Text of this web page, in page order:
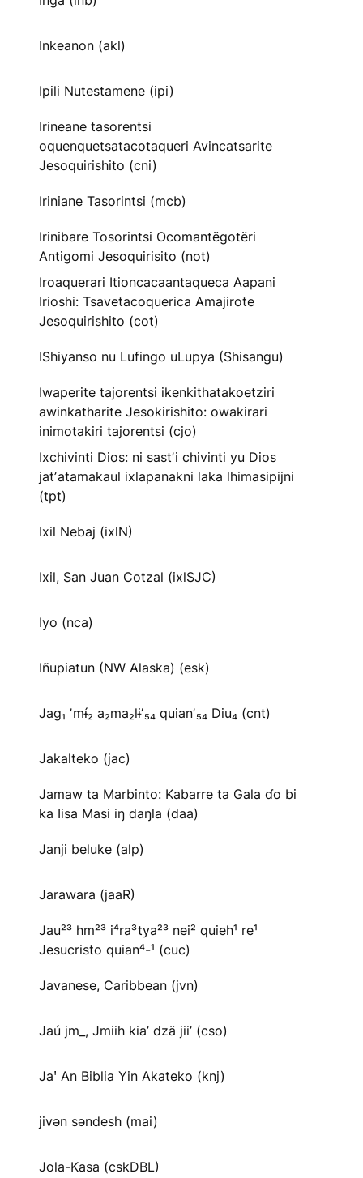
Inkeanon (akl)
Ipili Nutestamene (ipi)
Irineane tasorentsi
oquenquetsatacotaqueri Avincatsarite
Jesoquirishito (cni)
Iriniane Tasorintsi (mcb)
Irinibare Tosorintsi Ocomantëgotëri
Antigomi Jesoquirisito (not)
Iroaquerari Itioncacaantaqueca Aapani
Irioshi: Tsavetacoquerica Amajirote
Jesoquirishito (cot)
IShiyanso nu Lufingo uLupya (Shisangu)
Iwaperite tajorentsi ikenkithatakoetziri
awinkatharite Jesokirishito: owakirari
inimotakiri tajorentsi (cjo)
Ixchivinti Dios: ni sastʼi chivinti yu Dios
jatʼatamakaul ixlapanakni laka lhimasipijni
(tpt)
Ixil Nebaj (ixlN)
Ixil, San Juan Cotzal (ixlSJC)
Iyo (nca)
Iñupiatun (NW Alaska) (esk)
Jag₁ ʼmɨ́₂ a₂ma₂lɨʼ₅₄ quianʼ₅₄ Diu₄ (cnt)
Jakalteko (jac)
Jamaw ta Marbinto: Kabarre ta Gala ɗo bi
ka Iisa Masi iŋ daŋla (daa)
Janji beluke (alp)
Jarawara (jaaR)
Jau²³ hm²³ i⁴ra³tya²³ nei² quieh¹ re¹
Jesucristo quian⁴-¹ (cuc)
Javanese, Caribbean (jvn)
Jaú jm_, Jmiih kia’ dzä jii’ (cso)
Jaꞌ An Biblia Yin Akateko (knj)
jivən səndesh (mai)
Jola-Kasa (cskDBL)